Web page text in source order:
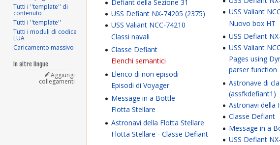
Defiant della Sezione 31
USS Defiant NX-74205 (2375)
USS Valiant NCC-74210
Classi navali
Classe Defiant
Elenchi semantici
Elenco di non episodi
Episodi di Voyager
Message in a Bottle
Flotta Stellare
Astronavi della Flotta Stellare
Flotta Stellare - Classe Defiant
USS Valiant
Nuovo box HT
USS Defiant
USS Valiant
Pages using
parser function
Astronave di
(assfkdefiant1)
Astronavi della
Classe Defiant
Message in a
USS Defiant
Tutti i ''template'' di
contenuto
Tutti i ''template''
Tutti i moduli di codice
LUA
Caricamento massivo
In altre lingue
Aggiungi
collegamenti